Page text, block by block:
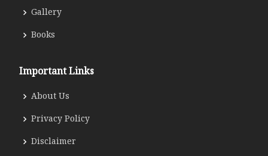
Gallery
Books
Important Links
About Us
Privacy Policy
Disclaimer